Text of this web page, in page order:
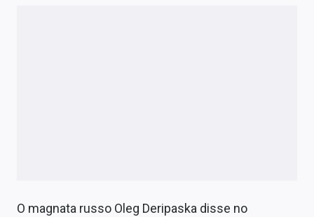
O magnata russo Oleg Deripaska disse no